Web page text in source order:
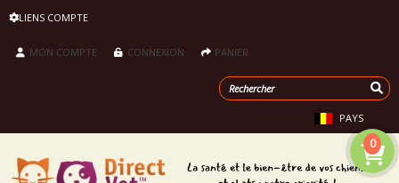
LIENS COMPTE
MON COMPTE CONNEXION PANIER
PAYS
0